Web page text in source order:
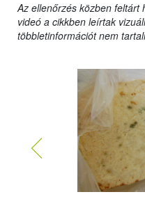
Az ellenőrzés közben feltárt
videó a cikkben leírtak
többletinformációt nem